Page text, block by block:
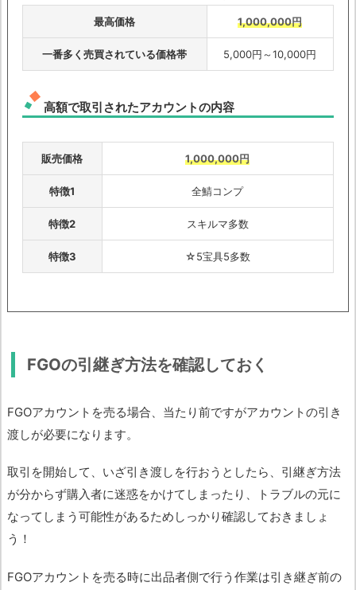
最高価格 1,000,000円
一番多く売買されている価格帯 5,000円～10,000円
高額で取引されたアカウントの内容
販売価格 1,000,000円
特徴1 全鯖コンプ
特徴2 スキルマ多数
特徴3 ☆5宝具5多数
FGOの引継ぎ方法を確認しておく
FGOアカウントを売る場合、当たり前ですがアカウントの引き
渡しが必要になります。
取引を開始して、いざ引き渡しを行おうとしたら、引継ぎ方法
が分からず購入者に迷惑をかけてしまったり、トラブルの元に
なってしまう可能性があるためしっかり確認しておきましょ
う！
FGOアカウントを売る時に出品者側で行う作業は引き継ぎ前の